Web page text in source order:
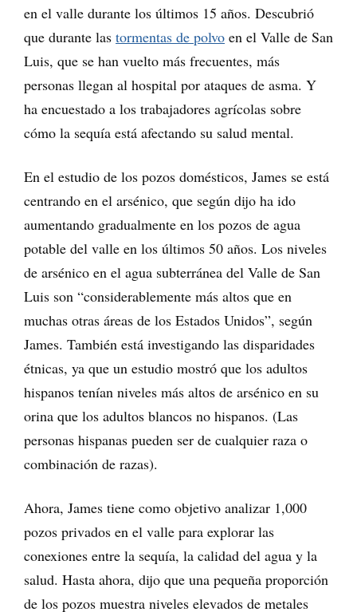
en el valle durante los últimos 15 años. Descubrió
que durante las tormentas de polvo en el Valle de San
Luis, que se han vuelto más frecuentes, más
personas llegan al hospital por ataques de asma. Y
ha encuestado a los trabajadores agrícolas sobre
cómo la sequía está afectando su salud mental.
En el estudio de los pozos domésticos, James se está
centrando en el arsénico, que según dijo ha ido
aumentando gradualmente en los pozos de agua
potable del valle en los últimos 50 años. Los niveles
de arsénico en el agua subterránea del Valle de San
Luis son “considerablemente más altos que en
muchas otras áreas de los Estados Unidos”, según
James. También está investigando las disparidades
étnicas, ya que un estudio mostró que los adultos
hispanos tenían niveles más altos de arsénico en su
orina que los adultos blancos no hispanos. (Las
personas hispanas pueden ser de cualquier raza o
combinación de razas).
Ahora, James tiene como objetivo analizar 1,000
pozos privados en el valle para explorar las
conexiones entre la sequía, la calidad del agua y la
salud. Hasta ahora, dijo que una pequeña proporción
de los pozos muestra niveles elevados de metales